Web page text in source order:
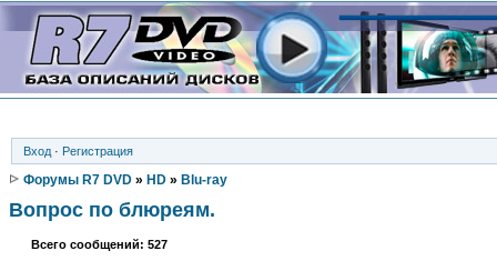
Вход · Регистрация
Форумы R7 DVD » HD » Blu-ray
Вопрос по блюреям.
Всего сообщений: 527